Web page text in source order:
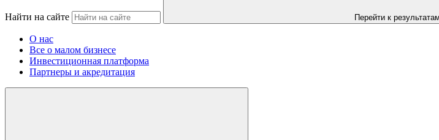
Найти на сайте Перейти к
О нас
Все о малом бизнесе
Инвестиционная платформа
Партнеры и акредитация